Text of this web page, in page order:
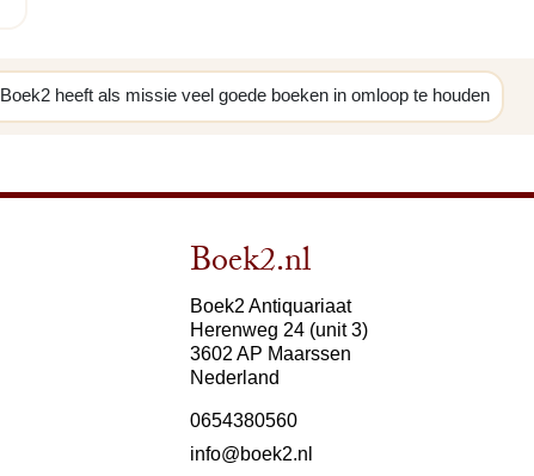
Boek2 heeft als missie veel goede boeken in omloop te houden
Boek2.nl
Boek2 Antiquariaat
Herenweg 24 (unit 3)
3602 AP Maarssen
Nederland
0654380560
info@boek2.nl